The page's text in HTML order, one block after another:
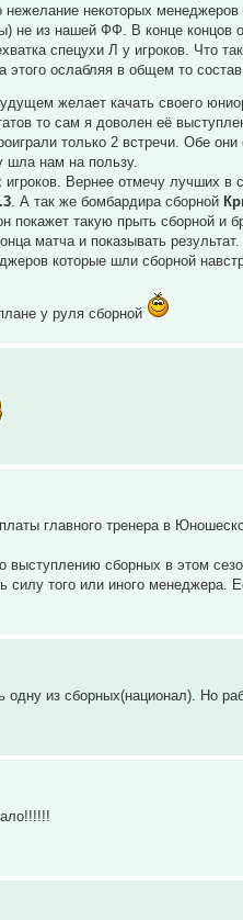
нежелание некоторых
не из нашей ФФ. В конце концов
спецухи Л у игроков. Что
этого ослабляя в общем то
желает качать своего
то сам я доволен её
только 2 встречи. Обе
шла нам на пользу.
Вернее отмечу лучших
. А так же бомбардира сборной
покажет такую прыть сборной
матча и показывать
которые шли сборной
у руля сборной
главного тренера в
выступлению сборных в этом
того или иного менеджера.
одну из сборных(национал). Но